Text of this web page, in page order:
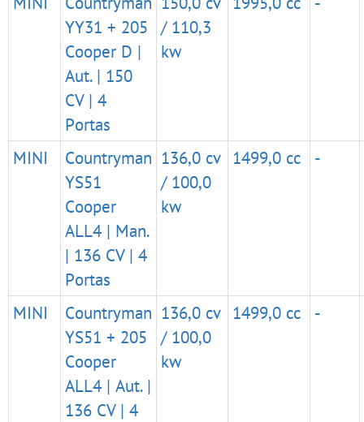
YY31 + 205
Cooper D |
Aut. | 150
CV | 4
Portas
/ 110,3
kw
MINI
Countryman
YS51
Cooper
ALL4 | Man.
| 136 CV | 4
Portas
136,0 cv
/ 100,0
kw
1499,0 cc -
MINI
Countryman
YS51 + 205
Cooper
ALL4 | Aut. |
136 CV | 4
136,0 cv
/ 100,0
kw
1499,0 cc -